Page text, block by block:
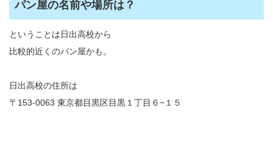
パン屋の名前や場所は？
ということは日出高校から
比較的近くのパン屋かも。
日出高校の住所は
〒153-0063 東京都目黒区目黒１丁目６−１５